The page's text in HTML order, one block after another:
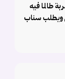
طالما فيه
ويطلب سناب